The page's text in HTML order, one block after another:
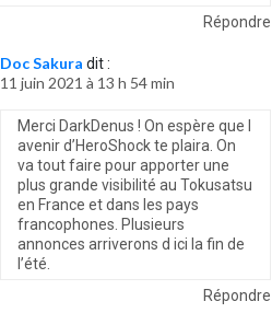
Répondre
Doc Sakura dit :
11 juin 2021 à 13 h 54 min
Merci DarkDenus ! On espère que l
avenir d’HeroShock te plaira. On
va tout faire pour apporter une
plus grande visibilité au Tokusatsu
en France et dans les pays
francophones. Plusieurs
annonces arriverons d ici la fin de
l’été.
Répondre